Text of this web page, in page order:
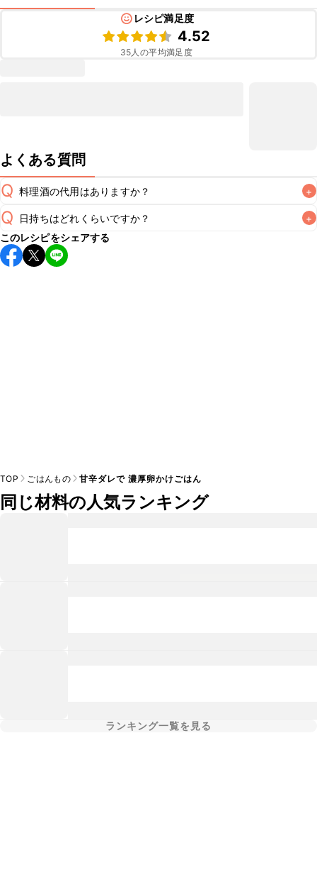
レシピ満足度
4.52
35人の平均満足度
よくある質問
Q 料理酒の代用はありますか？ +
A
Q 日持ちはどれくらいですか？ +
こちらのレシピは出来たてをお召し上がりいただくことをお
すすめします。
このレシピをシェアする
TOP ごはんもの 甘辛ダレで 濃厚卵かけごはん
同じ材料の人気ランキング
ランキング一覧を見る